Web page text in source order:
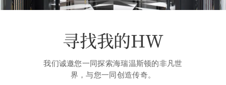
寻找我的HW
我们诚邀您一同探索海瑞温斯顿的非凡世
界，与您一同创造传奇。